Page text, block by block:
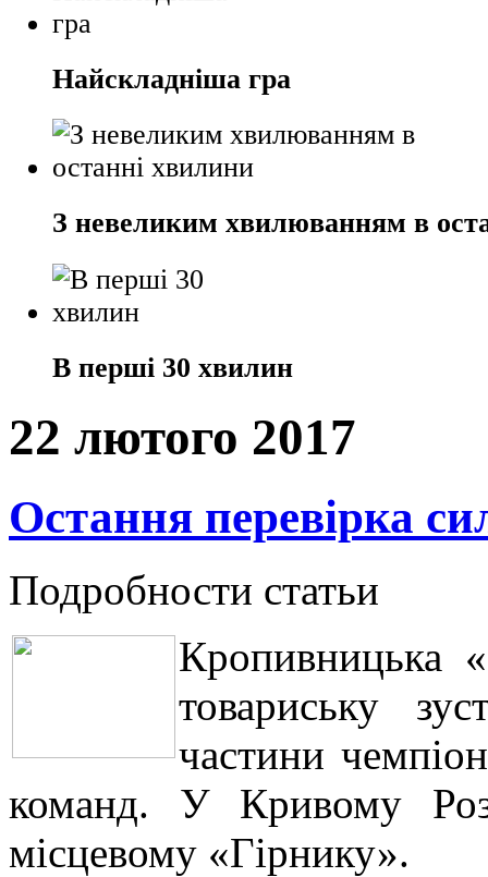
Найскладніша гра
З невеликим хвилюванням в
В перші 30 хвилин
22 лютого 2017
Остання перевірка
Подробности статьи
Кропивницька
товариську
частини
команд. У Кривому
місцевому «Гірнику».